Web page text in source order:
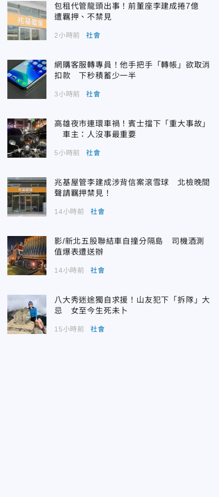
包租代管龍頭出事！前董座李建成捲7億
遭羈押、不禁見
2小時前 社會
網購客服轉專員！他手把手「轉帳」欲取消
扣款 下秒積蓄少一半
3小時前 社會
高雄夜市連環車禍！賓士擋下「重大事故」
車主：人沒事最重要
5小時前 社會
兆基屋管李建成涉背信案滾雪球 北檢晚間
聲請羈押禁見！
14小時前 社會
影/新北五股聯結車自撞分隔島 司機酒測
值爆表遭送辦
14小時前 社會
八大秀迷途獨自求援！山友犯下「拆隊」大
忌 女至今生死未卜
15小時前 社會